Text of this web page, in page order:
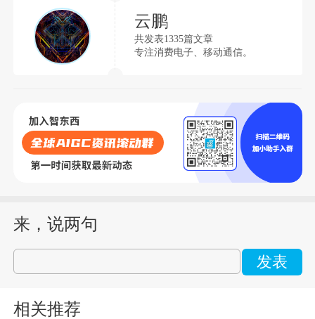
云鹏
共发表1335篇文章
专注消费电子、移动通信。
来，说两句
发表
相关推荐